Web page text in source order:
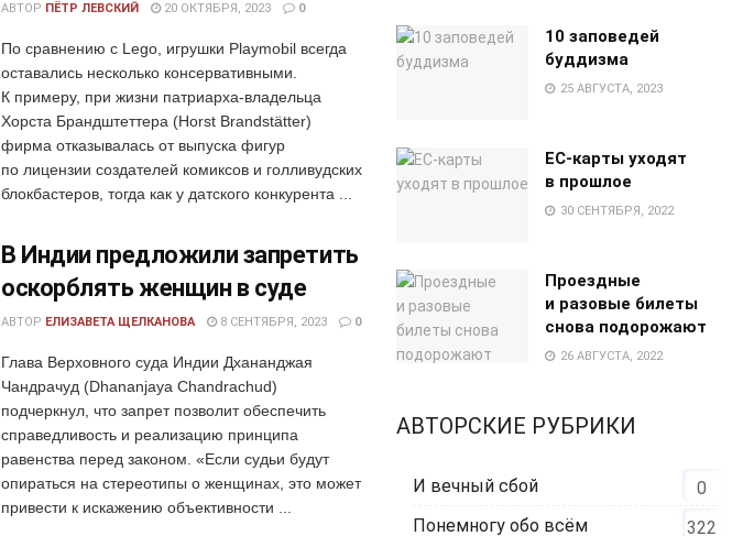
АВТОР ПЁТР ЛЕВСКИЙ 20 ОКТЯБРЯ, 2023 0
По сравнению с Lego, игрушки Playmobil всегда
оставались несколько консервативными.
К примеру, при жизни патриарха-владельца
Хорста Брандштеттера (Horst Brandstätter)
фирма отказывалась от выпуска фигур
по лицензии создателей комиксов и голливудских
блокбастеров, тогда как у датского конкурента ...
В Индии предложили запретить
оскорблять женщин в суде
АВТОР ЕЛИЗАВЕТА ЩЕЛКАНОВА 8 СЕНТЯБРЯ, 2023 0
Глава Верховного суда Индии Дхананджая
Чандрачуд (Dhananjaya Chandrachud)
подчеркнул, что запрет позволит обеспечить
справедливость и реализацию принципа
равенства перед законом. «Если судьи будут
опираться на стереотипы о женщинах, это может
привести к искажению объективности ...
10 заповедей
буддизма
25 АВГУСТА, 2023
EC-карты уходят
в прошлое
30 СЕНТЯБРЯ, 2022
Проездные
и разовые билеты
снова подорожают
26 АВГУСТА, 2022
АВТОРСКИЕ РУБРИКИ
И вечный сбой
0
Понемногу обо всём
322